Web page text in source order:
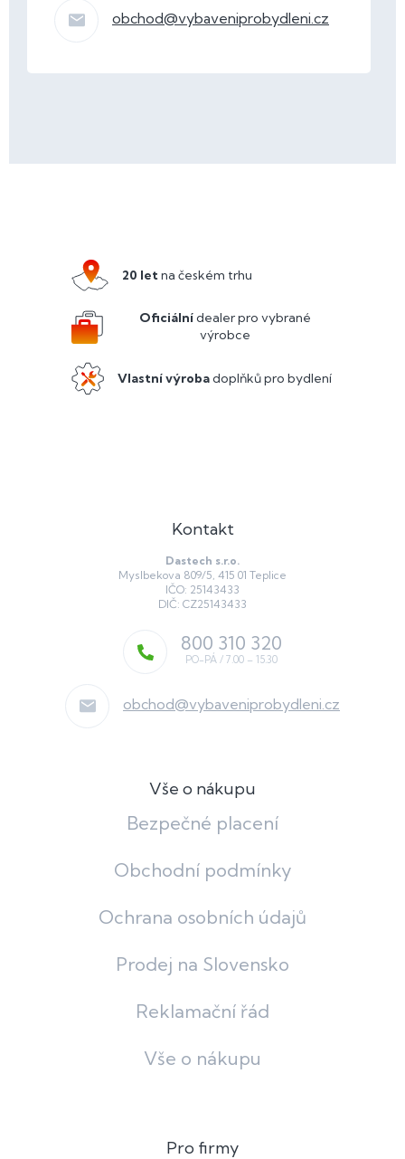
obchod@vybaveniprobydleni.cz
20 letna českém trhu
Oficiálnídealer pro vybrané
výrobce
Vlastní výrobadoplňků pro bydlení
Kontakt
Dastech s.r.o.
Myslbekova 809/5, 415 01 Teplice
IČO: 25143433
DIČ: CZ25143433
obchod@vybaveniprobydleni.cz
800 310 320
Vše o nákupu
Bezpečné placení
Obchodní podmínky
Ochrana osobních údajů
Prodej na Slovensko
Reklamační řád
Vše o nákupu
Pro firmy